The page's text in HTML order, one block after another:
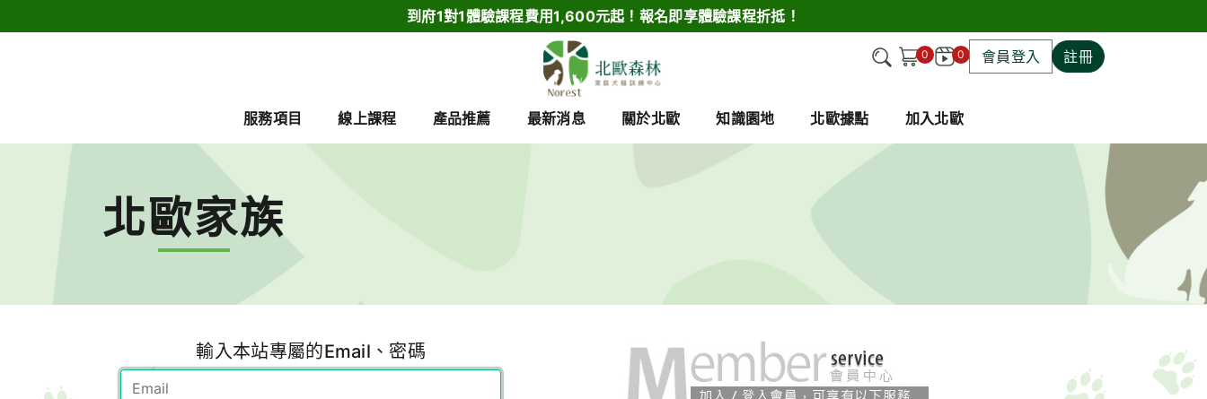
到府1對1體驗課程費用1,600元起！報名即享體驗課程折抵！
0 0 會員登入 註冊
服務項目 線上課程 產品推薦 最新消息 關於北歐 知識園地 北歐據點 加入北歐
北歐家族
輸入本站專屬的Email、密碼